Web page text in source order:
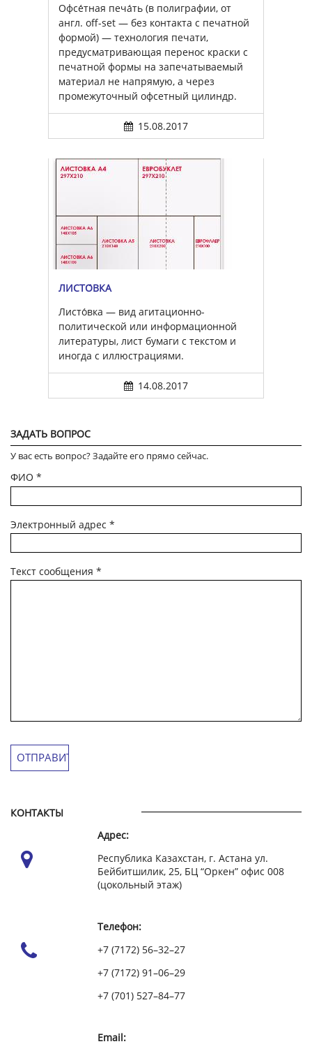
Офсе́тная печа́ть (в полиграфии, от
англ. off-set — без контакта с печатной
формой) — технология печати,
предусматривающая перенос краски с
печатной формы на запечатываемый
материал не напрямую, а через
промежуточный офсетный цилиндр.
15.08.2017
ЛИСТО́ВКА
Листо́вка — вид агитационно-
политической или информационной
литературы, лист бумаги с текстом и
иногда с иллюстрациями.
14.08.2017
ЗАДАТЬ ВОПРОС
У вас есть вопрос? Задайте его прямо сейчас.
ФИО *
Электронный адрес *
Текст сообщения *
КОНТАКТЫ
Адрес:
Республика Казахстан, г. Астана ул.
Бейбитшилик, 25, БЦ “Оркен” офис 008
(цокольный этаж)
Телефон:
+7 (7172) 56–32–27
+7 (7172) 91–06–29
+7 (701) 527–84–77
Email: